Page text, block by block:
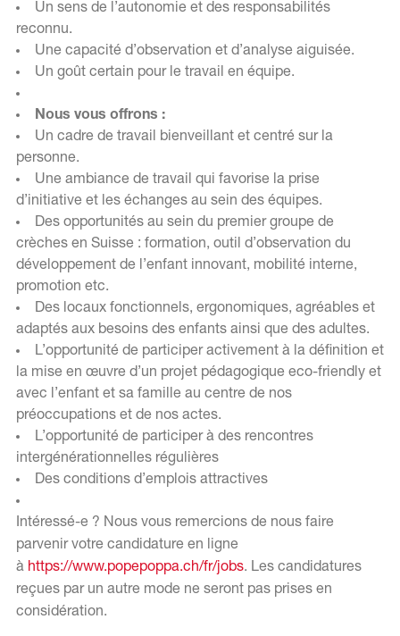
Un sens de l’autonomie et des responsabilités
reconnu.
Une capacité d’observation et d’analyse aiguisée.
Un goût certain pour le travail en équipe.
Nous vous offrons :
Un cadre de travail bienveillant et centré sur la
personne.
Une ambiance de travail qui favorise la prise
d’initiative et les échanges au sein des équipes.
Des opportunités au sein du premier groupe de
crèches en Suisse : formation, outil d’observation du
développement de l’enfant innovant, mobilité interne,
promotion etc.
Des locaux fonctionnels, ergonomiques, agréables et
adaptés aux besoins des enfants ainsi que des adultes.
L’opportunité de participer activement à la définition et
la mise en œuvre d’un projet pédagogique eco-friendly et
avec l’enfant et sa famille au centre de nos
préoccupations et de nos actes.
L’opportunité de participer à des rencontres
intergénérationnelles régulières
Des conditions d’emplois attractives
Intéressé-e ? Nous vous remercions de nous faire
parvenir votre candidature en ligne
à https://www.popepoppa.ch/fr/jobs. Les candidatures
reçues par un autre mode ne seront pas prises en
considération.